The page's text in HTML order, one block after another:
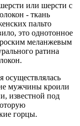
или шерсти с
- ткань
пальто
это однотонное
меланжевым
ратина
осуществлялась
мужчины кроили
известной под
горцы.